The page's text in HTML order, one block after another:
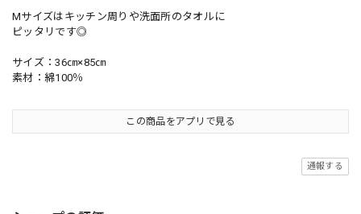
Mサイズはキッチン周りや洗面所のタオルに
ピッタリです◎
サイズ：36㎝×85㎝
素材：綿100％
この商品をアプリで見る
通報する